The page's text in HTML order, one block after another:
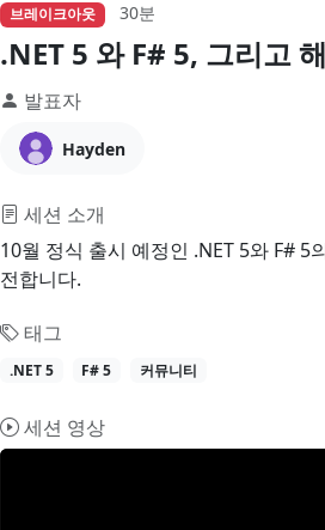
6
브레이크아웃 30분
.NET 5 와 F# 5, 그리고
발표자
Hayden
세션 소개
10월 정식 출시 예정인 .NET 5와 F# 5
전합니다.
태그
.NET 5 F# 5 커뮤니티
세션 영상